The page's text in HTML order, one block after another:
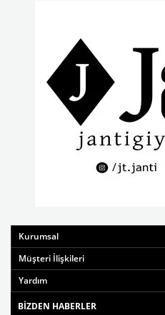
Kurumsal
Müşteri İlişkileri
Yardım
BIZDEN HABERLER